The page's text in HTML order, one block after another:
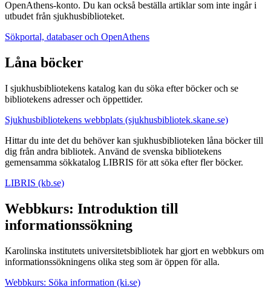
OpenAthens-konto. Du kan också beställa artiklar som inte ingår i
utbudet från sjukhusbiblioteket.
Sökportal, databaser och OpenAthens
Låna böcker
I sjukhusbibliotekens katalog kan du söka efter böcker och se
bibliotekens adresser och öppettider.
Sjukhusbibliotekens webbplats (sjukhusbibliotek.skane.se)
Hittar du inte det du behöver kan sjukhusbiblioteken låna böcker till
dig från andra bibliotek. Använd de svenska bibliotekens
gemensamma sökkatalog LIBRIS för att söka efter fler böcker.
LIBRIS (kb.se)
Webbkurs: Introduktion till
informationssökning
Karolinska institutets universitetsbibliotek har gjort en webbkurs om
informationssökningens olika steg som är öppen för alla.
Webbkurs: Söka information (ki.se)